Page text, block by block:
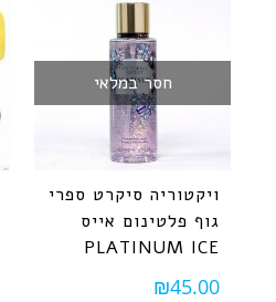
חסר במלאי
ויקטוריה סיקרט ספרי
גוף פלטינום אייס
PLATINUM ICE
₪45.00